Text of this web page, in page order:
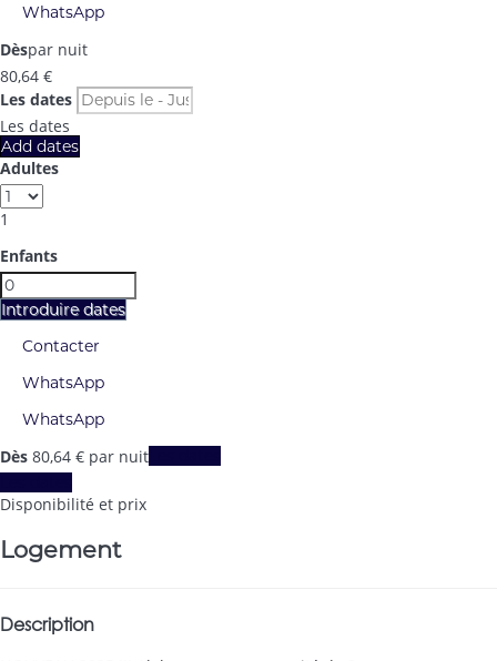
WhatsApp
Dèspar nuit
80,64 €
Les dates
Les dates
Add dates
Adultes
1
Enfants
Introduire dates
Contacter
WhatsApp
WhatsApp
Dès 80,64 € par nuit
Disponibilité et prix
Logement
Description